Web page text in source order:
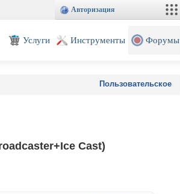
Авторизация
Услуги Инструменты Форумы
Пользовательское
Cast)